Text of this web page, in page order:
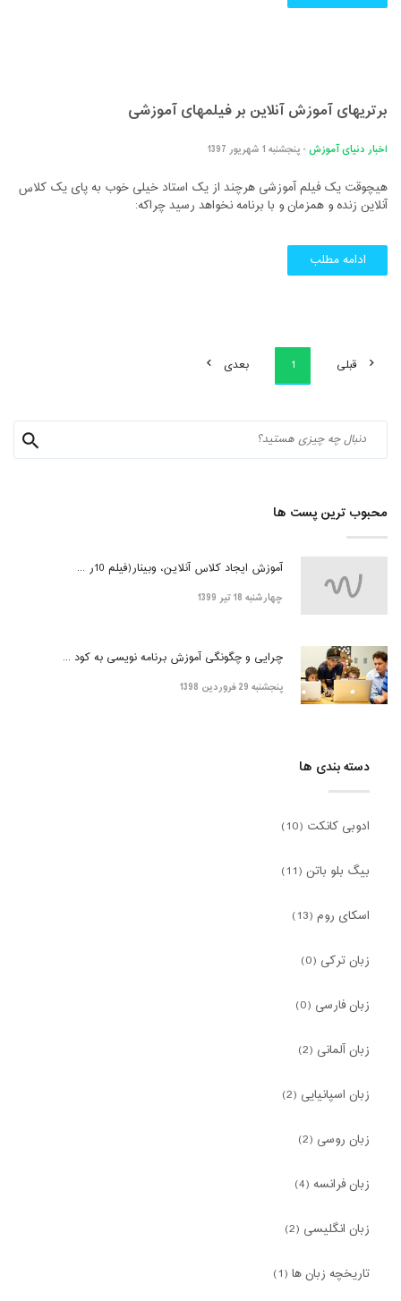
برتریهای آموزش آنلاین بر فیلمهای آموزشی
اخبار دنیای آموزش- پنجشنبه 1 شهریور 1397
هیچوقت یک فیلم آموزشی هرچند از یک استاد خیلی خوب به پای یک کلاس
آنلاین زنده و همزمان و با برنامه نخواهد رسید چراکه:
ادامه مطلب
قبلی 1 بعدی
محبوب ترین پست ها
آموزش ایجاد کلاس آنلاین، وبینار(فیلم 10ر ...
چهارشنبه 18 تیر 1399
چرایی و چگونگی آموزش برنامه نویسی به کود ...
پنجشنبه 29 فروردین 1398
دسته بندی ها
ادوبی کانکت (10)
بیگ بلو باتن (11)
اسکای روم (13)
زبان ترکی (0)
زبان فارسی (0)
زبان آلمانی (2)
زبان اسپانیایی (2)
زبان روسی (2)
زبان فرانسه (4)
زبان انگلیسی (2)
تاریخچه زبان ها (1)